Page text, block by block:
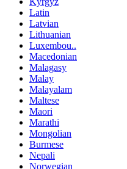
Latin
Latvian
Lithuanian
Luxembou..
Macedonian
Malagasy
Malay
Malayalam
Maltese
Maori
Marathi
Mongolian
Burmese
Nepali
Norwegian